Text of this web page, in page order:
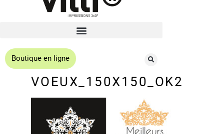
Boutique en ligne
VOEUX_150X150_OK2